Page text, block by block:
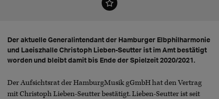
Der aktuelle Generalintendant der Hamburger Elbphilharmonie
und Laeiszhalle Christoph Lieben-Seutter ist im Amt bestätigt
worden und bleibt damit bis Ende der Spielzeit 2020/2021.
Der Aufsichtsrat der HamburgMusik gGmbH hat den Vertrag
mit Christoph Lieben-Seutter bestätigt. Lieben-Seutter ist seit